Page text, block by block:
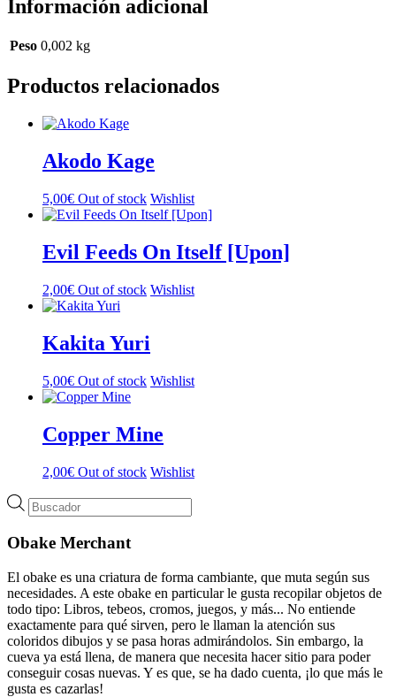
Información adicional
Peso 0,002 kg
Productos relacionados
Akodo Kage
5,00€ Out of stock Wishlist
Evil Feeds On Itself [Upon]
2,00€ Out of stock Wishlist
Kakita Yuri
5,00€ Out of stock Wishlist
Copper Mine
2,00€ Out of stock Wishlist
Búsqueda
de
Obake Merchant
El obake es una criatura de forma cambiante, que muta según sus
necesidades. A este obake en particular le gusta recopilar objetos de
todo tipo: Libros, tebeos, cromos, juegos, y más... No entiende
exactamente para qué sirven, pero le llaman la atención sus
coloridos dibujos y se pasa horas admirándolos. Sin embargo, la
cueva ya está llena, de manera que necesita hacer sitio para poder
conseguir cosas nuevas. Y es que, se ha dado cuenta, ¡lo que más le
gusta es cazarlas!